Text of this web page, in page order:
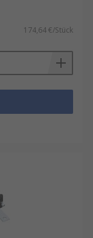
174,64 €/Stück